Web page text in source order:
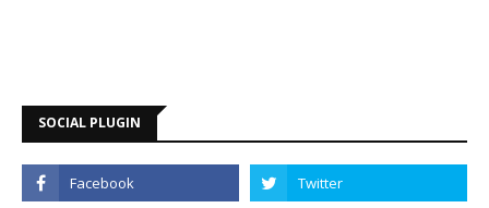
SOCIAL PLUGIN